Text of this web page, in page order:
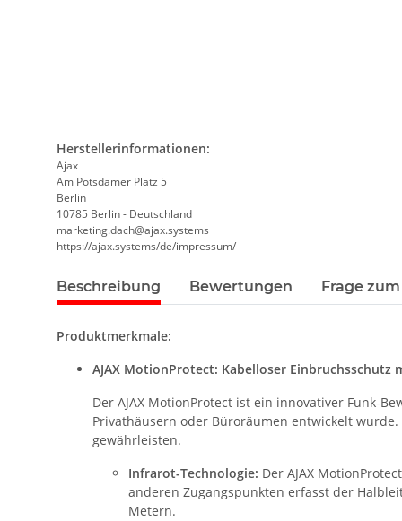
Herstellerinformationen:
Ajax
Am Potsdamer Platz 5
Berlin
10785 Berlin - Deutschland
marketing.dach@ajax.systems
https://ajax.systems/de/impressum/
Beschreibung Bewertungen Frage
Produktmerkmale:
AJAX MotionProtect: Kabelloser Einbruchsschutz
Der AJAX MotionProtect ist ein innovativer Funk-
Privathäusern oder Büroräumen entwickelt
gewährleisten.
Infrarot-Technologie: Der AJAX
anderen Zugangspunkten erfasst der
Metern.